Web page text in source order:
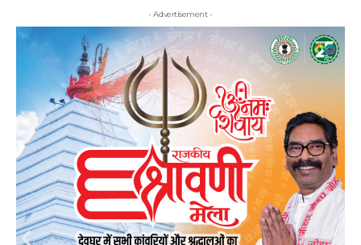
- Advertisement -